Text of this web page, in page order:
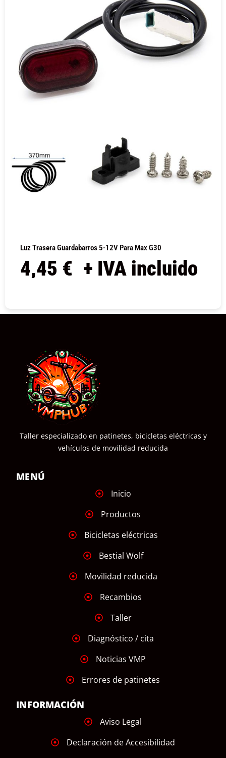
Luz Trasera Guardabarros 5-12V Para Max G30
4,45 € + IVA incluido
Taller especializado en patinetes, bicicletas eléctricas y
vehículos de movilidad reducida
MENÚ
Inicio
Productos
Bicicletas eléctricas
Bestial Wolf
Movilidad reducida
Recambios
Taller
Diagnóstico / cita
Noticias VMP
Errores de patinetes
INFORMACIÓN
Aviso Legal
Declaración de Accesibilidad